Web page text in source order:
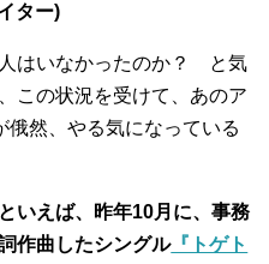
ター)
はいなかったのか？ と気
この状況を受けて、あのア
俄然、やる気になっている
いえば、昨年10月に、事務
作曲したシングル『トゲト